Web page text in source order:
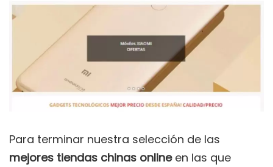
Para terminar nuestra selección de las
mejores tiendas chinas onlineen las que